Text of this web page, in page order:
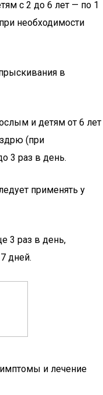
с 2 до 6 лет — по 1
необходимости
в
и детям от 6 лет
(при
3 раз в день.
применять у
3 раз в день,
дней.
и лечение